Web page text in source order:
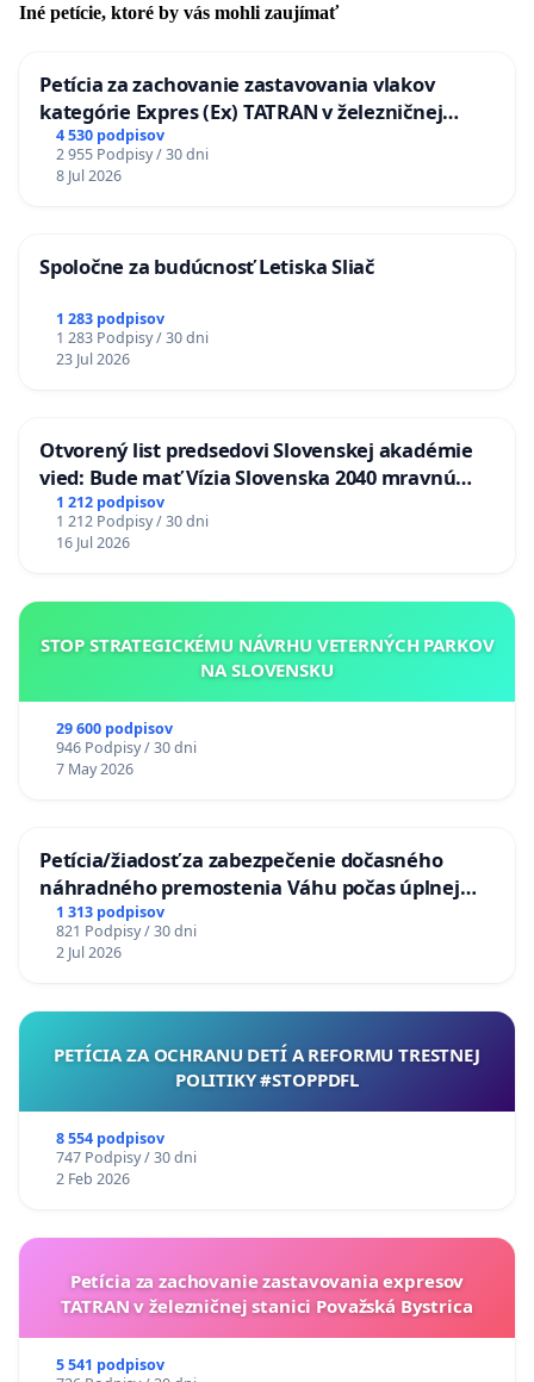
Iné petície, ktoré by vás mohli zaujímať
Petícia za zachovanie zastavovania vlakov
kategórie Expres (Ex) TATRAN v železničnej
stanici Púchov
4 530 podpisov
2 955 Podpisy / 30 dni
8 Jul 2026
Spoločne za budúcnosť Letiska Sliač
1 283 podpisov
1 283 Podpisy / 30 dni
23 Jul 2026
Otvorený list predsedovi Slovenskej akadémie
vied: Bude mať Vízia Slovenska 2040 mravnú
chrbticu?
1 212 podpisov
1 212 Podpisy / 30 dni
16 Jul 2026
STOP STRATEGICKÉMU NÁVRHU VETERNÝCH PARKOV
NA SLOVENSKU
29 600 podpisov
946 Podpisy / 30 dni
7 May 2026
Petícia/žiadosť za zabezpečenie dočasného
náhradného premostenia Váhu počas úplnej
uzávery Vážskeho mosta v Komárne
1 313 podpisov
821 Podpisy / 30 dni
2 Jul 2026
PETÍCIA ZA OCHRANU DETÍ A REFORMU TRESTNEJ
POLITIKY #STOPPDFL
8 554 podpisov
747 Podpisy / 30 dni
2 Feb 2026
Petícia za zachovanie zastavovania expresov
TATRAN v železničnej stanici Považská Bystrica
5 541 podpisov